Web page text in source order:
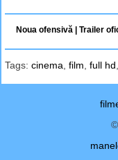
Noua ofensivă | Trailer
Tags: cinema film full hd